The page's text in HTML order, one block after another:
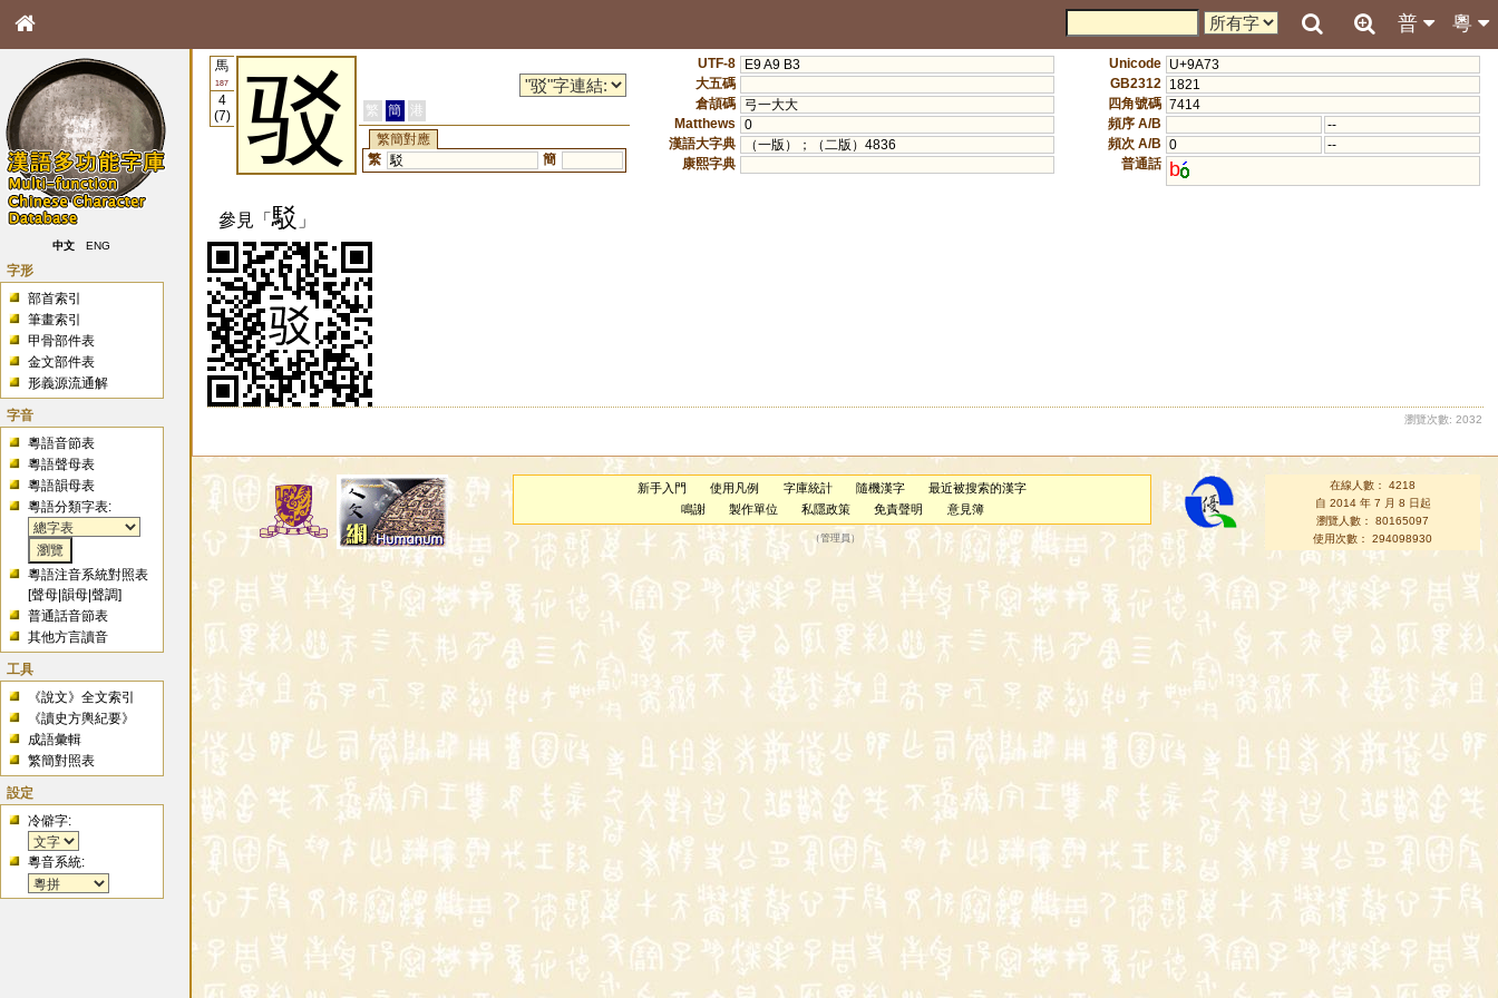
粵
普
中文 ENG
字形
部首索引
筆畫索引
甲骨部件表
金文部件表
形義源流通解
字音
粵語音節表
粵語聲母表
粵語韻母表
粵語分類字表:
粵語注音系統對照表
[聲母 |韻母 |聲調]
普通話音節表
其他方言讀音
工具
《說文》全文索引
《讀史方輿紀要》
成語彙輯
繁簡對照表
設定
冷僻字:
粵音系統:
馬
187
4
(7)
驳 繁 簡
港
繁簡對應
繁 駁 簡
UTF-8
E9 A9 B3
大五碼
倉頡碼
弓一大大
Matthews
0
漢語大字典
（一版）；（二版）4836
康熙字典
Unicode U+9A73
GB2312
1821
四角號碼 7414
頻序 A/B
--
頻次 A/B 0
--
普通話 b
參見「駁 」
瀏覽次數: 2032
新手入門 使用凡例 字庫統計 隨機漢字
最近被搜索的漢字
鳴謝
製作單位 私隱政策 免責聲明 意見簿
（管理員）
在線人數： 4218
自 2014 年 7 月 8 日起
瀏覽人數： 80165097
使用次數： 294098930